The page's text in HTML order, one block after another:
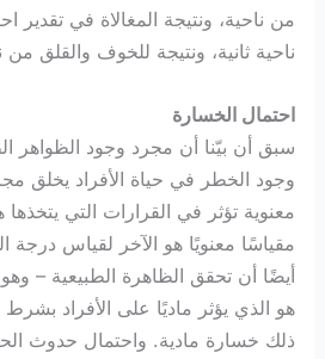
من ناحية، ونتيجة المغالاة في تقدير
ناحية ثانية، ونتيجة للخوف والقلق من
احتمال الخسارة
سبق أن بيّنا أن مجرد وجود الظواهر
وجود الخطر في حياة الأفراد يخلق
معنوية تؤثر في القرارات التي يتخذها
مقياسًا معنويًا هو الآخر لقياس درجة
أيضًا أن تحقق الظاهرة الطبيعية –
هو الذي يؤثر ماديًا على الأفراد
ذلك خسارة مادية. واحتمال حدوث